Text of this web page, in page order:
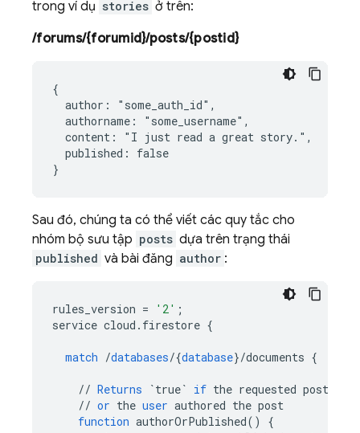
trong ví dụ stories ở trên:
/forums/{forumid}/posts/{postid}
{
  author: "some_auth_id",
  authorname: "some_username",
  content: "I just read a great story.",
  published: false
Sau đó, chúng ta có thể viết các quy tắc cho
nhóm bộ sưu tập posts dựa trên trạng thái
published và bài đăng author :
rules_version = '2' ;
service cloud . firestore {
match /databases/{database}/documents {
// Returns `true` if the requested post
// or the user authored the post
function authorOrPublished()
{